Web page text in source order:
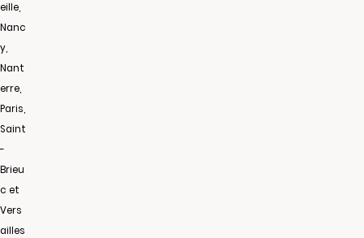
eille,
Nanc
y,
Nant
erre,
Paris,
Saint
-
Brieu
c et
Vers
ailles